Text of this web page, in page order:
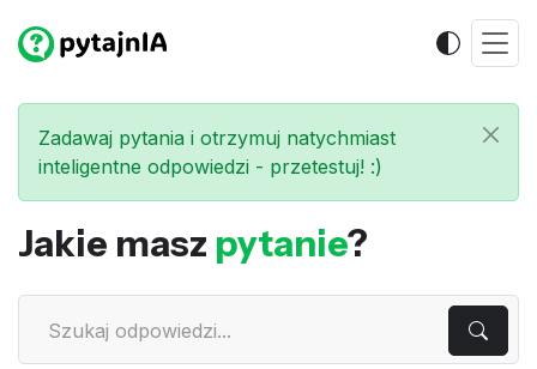
Zadawaj pytania i otrzymuj natychmiast
inteligentne odpowiedzi - przetestuj! :)
Jakie masz pytanie?